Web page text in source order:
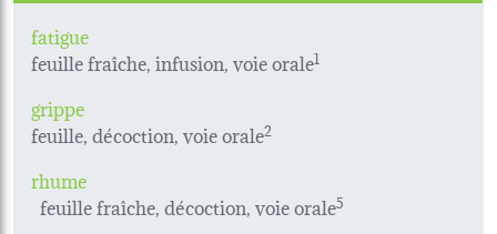
fatigue
feuille fraîche, infusion, voie orale1
grippe
feuille, décoction, voie orale2
rhume
feuille fraîche, décoction, voie orale5